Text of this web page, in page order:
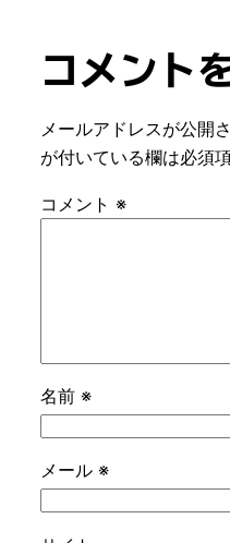
コメント
メールアドレスが公開
が付いている欄は必須
コメント ※
名前 ※
メール ※